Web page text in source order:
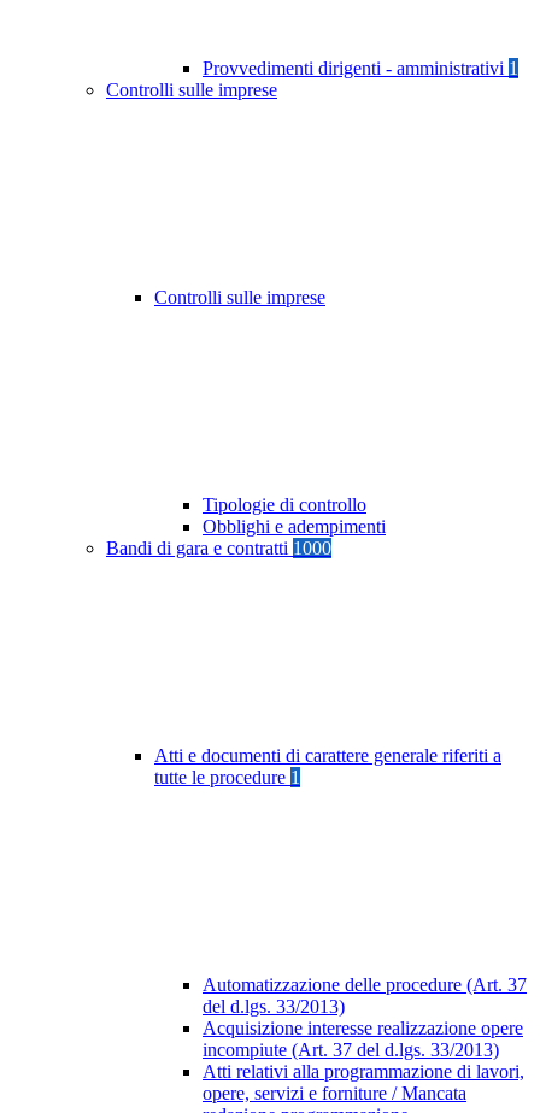
Provvedimenti dirigenti - amministrativi 1
Controlli sulle imprese
Controlli sulle imprese
Tipologie di controllo
Obblighi e adempimenti
Bandi di gara e contratti 1000
Atti e documenti di carattere generale riferiti a
tutte le procedure 1
Automatizzazione delle procedure (Art. 37
del d.lgs. 33/2013)
Acquisizione interesse realizzazione opere
incompiute (Art. 37 del d.lgs. 33/2013)
Atti relativi alla programmazione di lavori,
opere, servizi e forniture / Mancata